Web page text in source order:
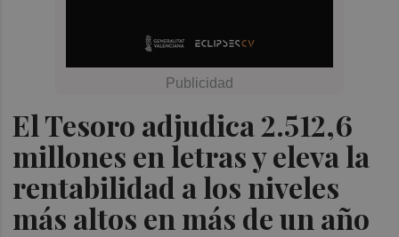
El Tesoro adjudica 2.512,6
millones en letras y eleva la
rentabilidad a los niveles
más altos en más de un año